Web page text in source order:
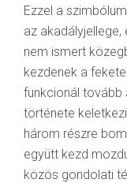
Ezzel a
az
nem ismert
kezdenek a
funkcionál tovább
története
három részre
együtt kezd
közös gondolati